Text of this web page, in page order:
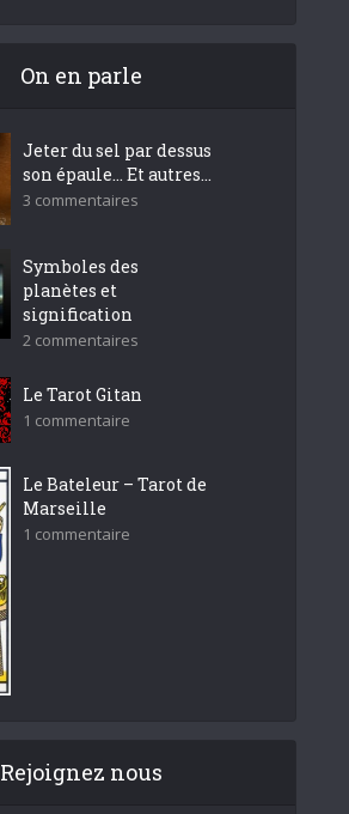
On en parle
Jeter du sel par dessus
son épaule… Et autres...
3 commentaires
Symboles des
planètes et
signification
2 commentaires
Le Tarot Gitan
1 commentaire
Le Bateleur – Tarot de
Marseille
1 commentaire
Rejoignez nous